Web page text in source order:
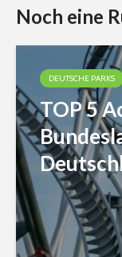
Noch eine
DEUTSCHE PARKS
TOP 5